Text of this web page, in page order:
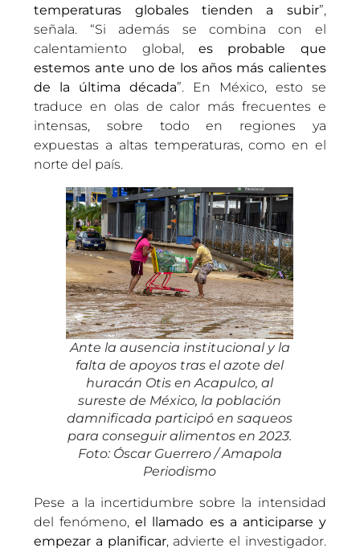
temperaturas globales tienden a subir”,
señala. “Si además se combina con el
calentamiento global, es probable que
estemos ante uno de los años más calientes
de la última década”. En México, esto se
traduce en olas de calor más frecuentes e
intensas, sobre todo en regiones ya
expuestas a altas temperaturas, como en el
norte del país.
Ante la ausencia institucional y la
falta de apoyos tras el azote del
huracán Otis en Acapulco, al
sureste de México, la población
damnificada participó en saqueos
para conseguir alimentos en 2023.
Foto: Óscar Guerrero / Amapola
Periodismo
Pese a la incertidumbre sobre la intensidad
del fenómeno,el llamado es a anticiparse y
empezar a planificar, advierte el investigador.